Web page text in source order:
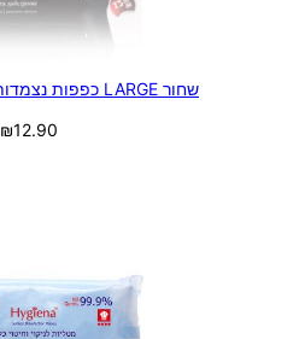
שחור LARGE כפפות נצמדות ויניל – 100 יחידות
₪12.90